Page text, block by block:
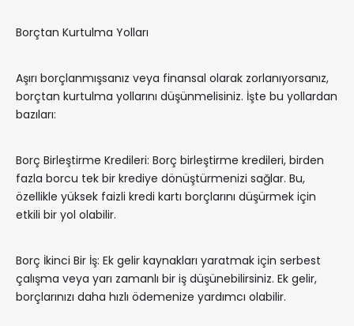
Borçtan Kurtulma Yolları
Aşırı borçlanmışsanız veya finansal olarak zorlanıyorsanız,
borçtan kurtulma yollarını düşünmelisiniz. İşte bu yollardan
bazıları:
Borç Birleştirme Kredileri: Borç birleştirme kredileri, birden
fazla borcu tek bir krediye dönüştürmenizi sağlar. Bu,
özellikle yüksek faizli kredi kartı borçlarını düşürmek için
etkili bir yol olabilir.
Borç İkinci Bir İş: Ek gelir kaynakları yaratmak için serbest
çalışma veya yarı zamanlı bir iş düşünebilirsiniz. Ek gelir,
borçlarınızı daha hızlı ödemenize yardımcı olabilir.